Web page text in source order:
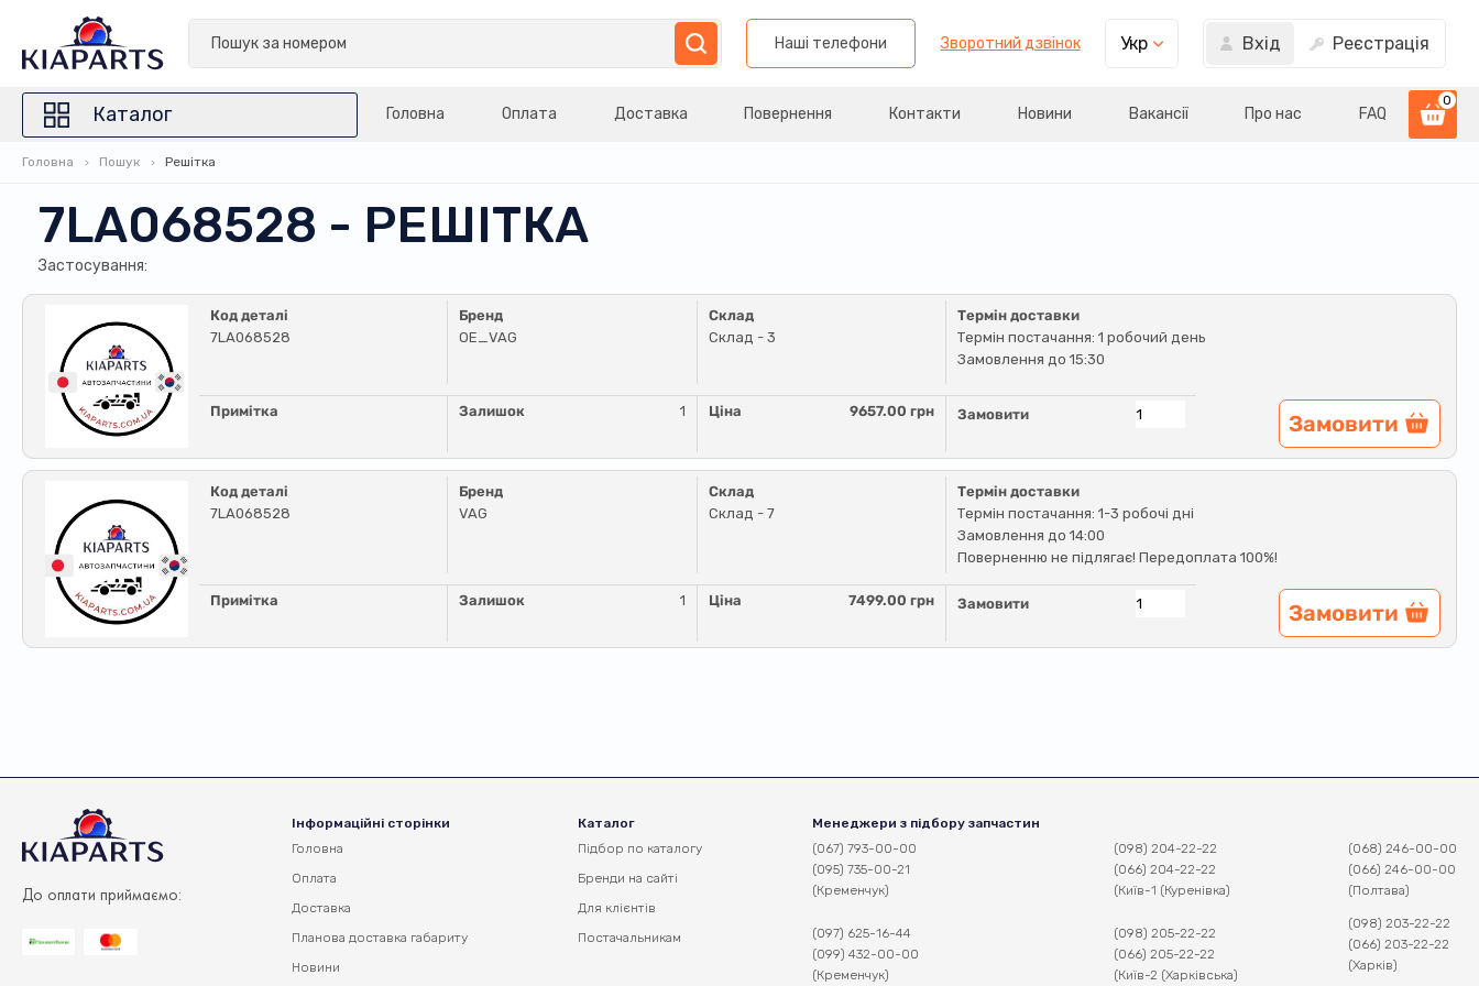
Наші телефони Зворотний дзвінок Укр Вхід Реєстрація
Каталог Головна Оплата Доставка Повернення Контакти Новини Вакансії Про нас FAQ
0
Головна Пошук Решітка
7LA068528 - РЕШІТКА
Застосування:
Код деталі
7LA068528
Бренд
OE_VAG
Склад
Склад - 3
Термін доставки
Термін постачання: 1 робочий день
Замовлення до 15:30
Примітка Залишок 1 Ціна 9657.00 грн Замовити Замовити
Код деталі
7LA068528
Бренд
VAG
Склад
Склад - 7
Термін доставки
Термін постачання: 1-3 робочі дні
Замовлення до 14:00
Поверненню не підлягає! Передоплата 100%!
Примітка Залишок 1 Ціна 7499.00 грн Замовити Замовити
До оплати приймаємо:
Інформаційні сторінки
Головна
Оплата
Доставка
Планова доставка габариту
Новини
Каталог
Підбор по каталогу
Бренди на сайті
Для клієнтів
Постачальникам
Менеджери з підбору запчастин
(067) 793-00-00
(095) 735-00-21
(Кременчук)
(097) 625-16-44
(099) 432-00-00
(Кременчук)
(098) 204-22-22
(066) 204-22-22
(Київ-1 (Куренівка)
(098) 205-22-22
(066) 205-22-22
(Київ-2 (Харківська)
(068) 246-00-00
(066) 246-00-00
(Полтава)
(098) 203-22-22
(066) 203-22-22
(Харків)